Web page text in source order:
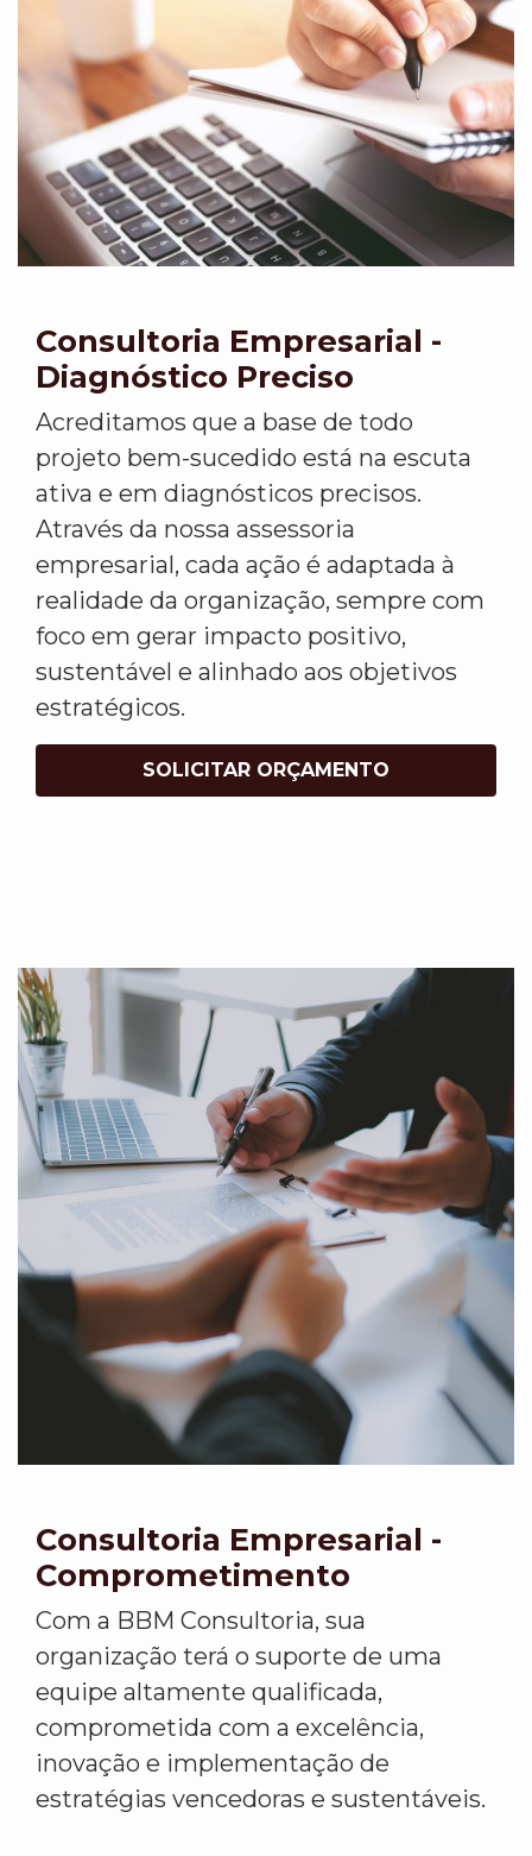
Consultoria Empresarial -
Diagnóstico Preciso
Acreditamos que a base de todo
projeto bem-sucedido está na escuta
ativa e em diagnósticos precisos.
Através da nossa assessoria
empresarial, cada ação é adaptada à
realidade da organização, sempre com
foco em gerar impacto positivo,
sustentável e alinhado aos objetivos
estratégicos.
SOLICITAR ORÇAMENTO
Consultoria Empresarial -
Comprometimento
Com a BBM Consultoria, sua
organização terá o suporte de uma
equipe altamente qualificada,
comprometida com a excelência,
inovação e implementação de
estratégias vencedoras e sustentáveis.